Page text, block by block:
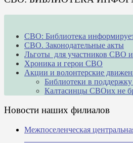
СВО: Библиотека
СВО. Законодательные акты
Льготы для участников СВО
Хроника и герои СВО
Акции и волонтерские
Библиотеки в
Калтасинцы СВОих не
Новости наших филиалов
Межпоселенческая